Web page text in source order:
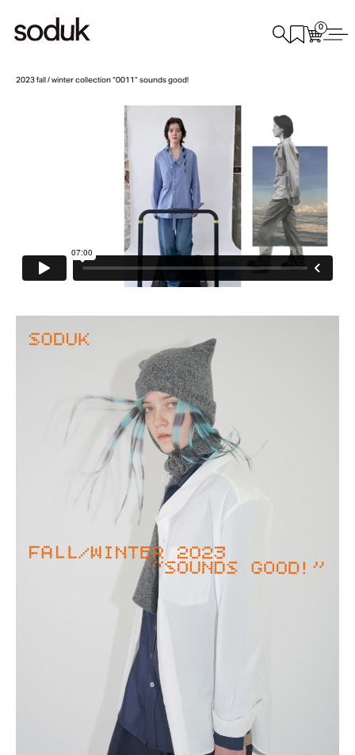
0
2023 fall / winter collection “0011” sounds good!